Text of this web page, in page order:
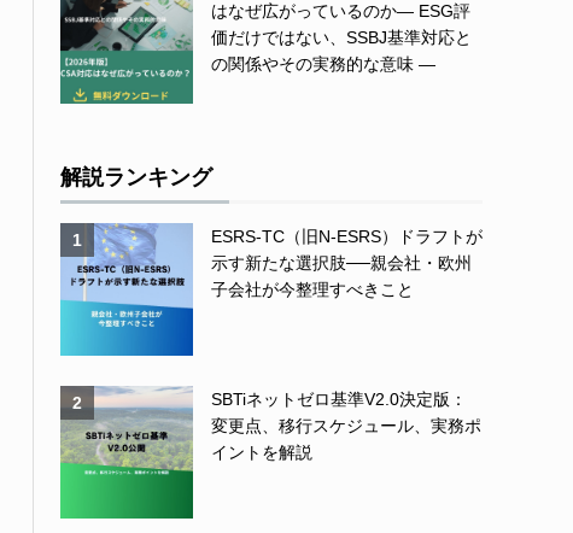
はなぜ広がっているのか― ESG評
価だけではない、SSBJ基準対応と
の関係やその実務的な意味 ―
解説ランキング
1
ESRS-TC（旧N-ESRS）ドラフトが
示す新たな選択肢──親会社・欧州
子会社が今整理すべきこと
2
SBTiネットゼロ基準V2.0決定版：
変更点、移行スケジュール、実務ポ
イントを解説